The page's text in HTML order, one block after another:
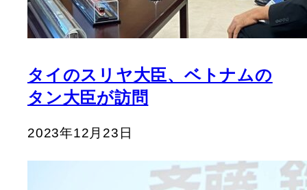
タイのスリヤ大臣、ベトナムの
タン大臣が訪問
2023年12月23日